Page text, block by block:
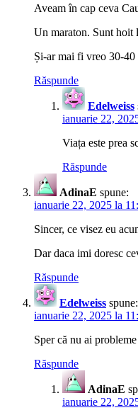
Aveam în cap ceva
Un maraton. Sunt hoit
Și-ar mai fi vreo 30-
Răspunde
Edelweiss
ianuarie 22,
Viața este prea
Răspunde
AdinaE spune:
ianuarie 22, 2025 la
Sincer, ce visez eu
Dar daca imi doresc
Răspunde
Edelweiss spune:
ianuarie 22, 2025 la
Sper că nu ai
Răspunde
AdinaE
ianuarie 22,